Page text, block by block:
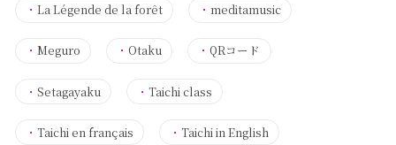
・ La Légende de la forêt ・ meditamusic
・ Meguro ・ Otaku ・QRコード
・ Setagayaku ・Taichi class
・ Taichi en français ・Taichi in English